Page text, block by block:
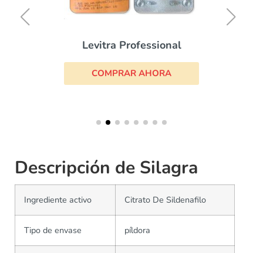
Descripción de Silagra
Ingrediente activo Citrato De Sildenafilo
Tipo de envase píldora